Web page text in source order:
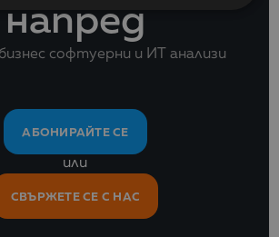
напред
софтуерни и ИТ анализи
АБОНИРАЙТЕ СЕ
или
СВЪРЖЕТЕ СЕ С НАС